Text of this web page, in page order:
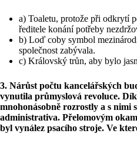
a) Toaletu, protože při odkrytí
ředitele konání potřeby
b) Loď coby symbol
společnost zabývala.
c) Královský trůn, aby bylo
3. Nárůst počtu kancelářských
vynutila průmyslová revoluce.
mnohonásobně rozrostly a s nimi
administrativa. Přelomovým
byl vynález psacího stroje. Ve